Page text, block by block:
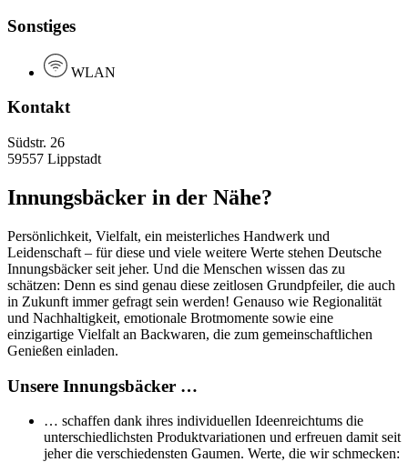
Sonstiges
WLAN
Kontakt
Südstr. 26
59557 Lippstadt
Innungsbäcker in der Nähe?
Persönlichkeit, Vielfalt, ein meisterliches Handwerk und
Leidenschaft – für diese und viele weitere Werte stehen Deutsche
Innungsbäcker seit jeher. Und die Menschen wissen das zu
schätzen: Denn es sind genau diese zeitlosen Grundpfeiler, die auch
in Zukunft immer gefragt sein werden! Genauso wie Regionalität
und Nachhaltigkeit, emotionale Brotmomente sowie eine
einzigartige Vielfalt an Backwaren, die zum gemeinschaftlichen
Genießen einladen.
Unsere Innungsbäcker …
… schaffen dank ihres individuellen Ideenreichtums die
unterschiedlichsten Produktvariationen und erfreuen damit seit
jeher die verschiedensten Gaumen. Werte, die wir schmecken: